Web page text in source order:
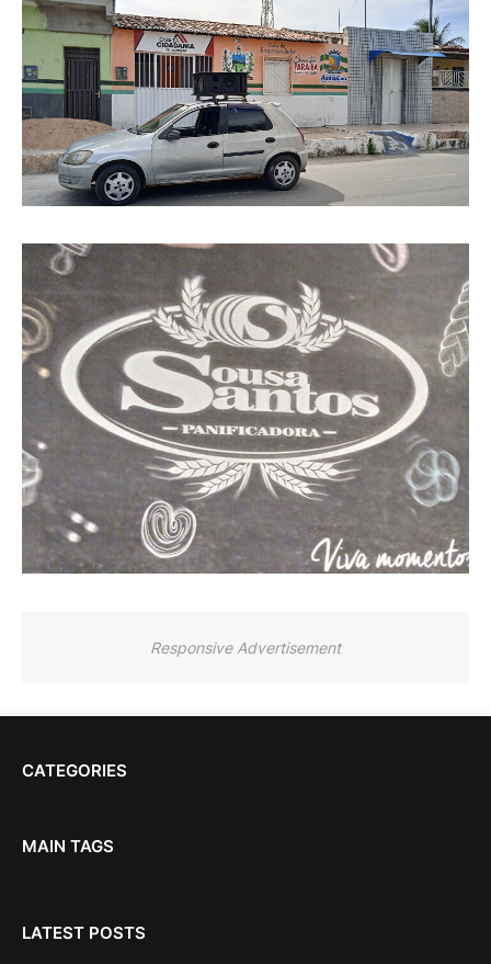
Responsive Advertisement
CATEGORIES
MAIN TAGS
LATEST POSTS